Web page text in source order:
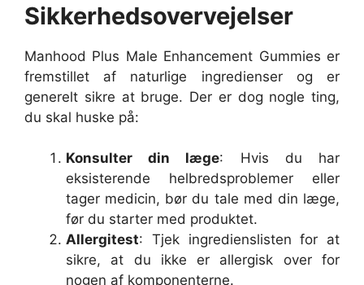
Sikkerhedsovervejelser
Manhood Plus Male Enhancement Gummies er
fremstillet af naturlige ingredienser og er
generelt sikre at bruge. Der er dog nogle ting,
du skal huske på:
Konsulter din læge: Hvis du har
eksisterende helbredsproblemer eller
tager medicin, bør du tale med din læge,
før du starter med produktet.
Allergitest: Tjek ingredienslisten for at
sikre, at du ikke er allergisk over for
nogen af komponenterne.